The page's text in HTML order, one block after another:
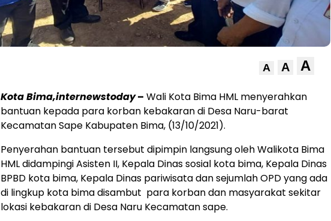
A A A
Kota Bima,internewstoday– Wali Kota Bima HML menyerahkan
bantuan kepada para korban kebakaran di Desa Naru-barat
Kecamatan Sape Kabupaten Bima, (13/10/2021).
Penyerahan bantuan tersebut dipimpin langsung oleh Walikota Bima
HML didampingi Asisten II, Kepala Dinas sosial kota bima, Kepala Dinas
BPBD kota bima, Kepala Dinas pariwisata dan sejumlah OPD yang ada
di lingkup kota bima disambut para korban dan masyarakat sekitar
lokasi kebakaran di Desa Naru Kecamatan sape.